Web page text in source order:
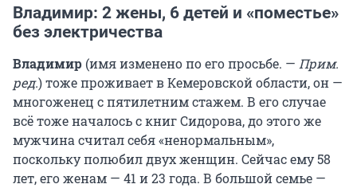
Владимир: 2 жены, 6 детей и «поместье»
без электричества
Владимир (имя изменено по его просьбе. — Прим.
ред.) тоже проживает в Кемеровской области, он —
многоженец с пятилетним стажем. В его случае
всё тоже началось с книг Сидорова, до этого же
мужчина считал себя «ненормальным»,
поскольку полюбил двух женщин. Сейчас ему 58
лет, его женам — 41 и 23 года. В большой семье —